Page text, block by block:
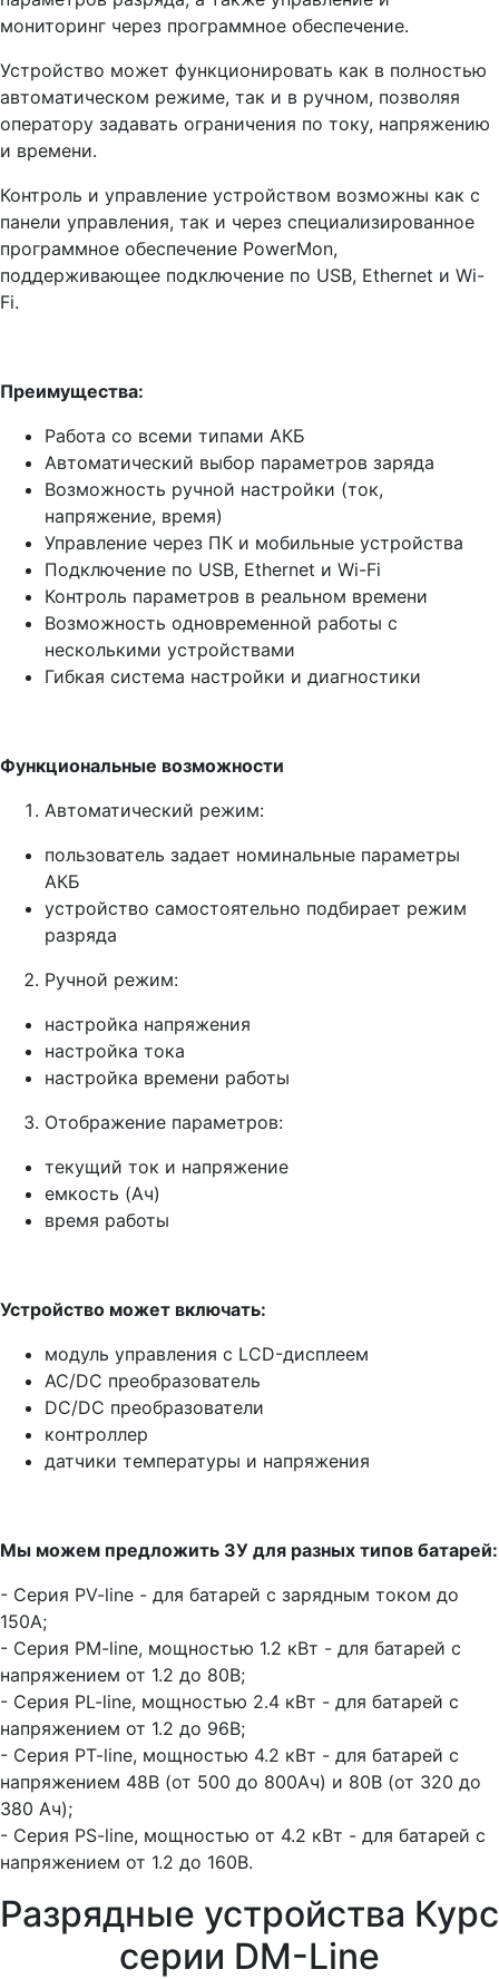
мониторинг через программное обеспечение.
Устройство может функционировать как в полностью
автоматическом режиме, так и в ручном, позволяя
оператору задавать ограничения по току, напряжению
и времени.
Контроль и управление устройством возможны как с
панели управления, так и через специализированное
программное обеспечение PowerMon,
поддерживающее подключение по USB, Ethernet и Wi-
Fi.
Преимущества:
Работа со всеми типами АКБ
Автоматический выбор параметров заряда
Возможность ручной настройки (ток,
напряжение, время)
Управление через ПК и мобильные устройства
Подключение по USB, Ethernet и Wi-Fi
Контроль параметров в реальном времени
Возможность одновременной работы с
несколькими устройствами
Гибкая система настройки и диагностики
Функциональные возможности
Автоматический режим:
пользователь задает номинальные параметры
АКБ
устройство самостоятельно подбирает режим
разряда
Ручной режим:
настройка напряжения
настройка тока
настройка времени работы
Отображение параметров:
текущий ток и напряжение
емкость (Ач)
время работы
Устройство может включать:
модуль управления с LCD-дисплеем
AC/DC преобразователь
DC/DC преобразователи
контроллер
датчики температуры и напряжения
Мы можем предложить ЗУ для разных типов батарей:
- Серия PV-line - для батарей с зарядным током до
150А;
- Серия PM-line, мощностью 1.2 кВт - для батарей с
напряжением от 1.2 до 80В;
- Серия PL-line, мощностью 2.4 кВт - для батарей с
напряжением от 1.2 до 96В;
- Серия PT-line, мощностью 4.2 кВт - для батарей с
напряжением 48В (от 500 до 800Ач) и 80В (от 320 до
380 Ач);
- Серия PS-line, мощностью от 4.2 кВт - для батарей с
напряжением от 1.2 до 160В.
Разрядные устройства Курс
серии DM-Line